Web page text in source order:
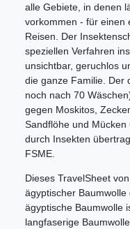
alle Gebiete, in denen
vorkommen - für einen
Reisen. Der
speziellen Verfahren
unsichtbar, geruchlos
die ganze Familie. Der
noch nach 70
gegen Moskitos,
Sandflöhe und
durch Insekten
FSME.
Dieses TravelSheet
ägyptischer
ägyptische Baumwolle
langfaserige